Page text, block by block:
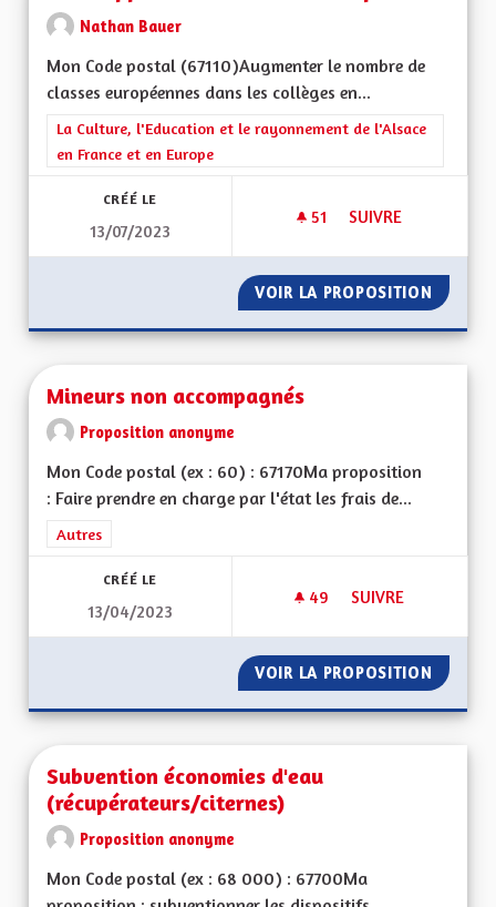
Nathan Bauer
Mon Code postal (67110)Augmenter le nombre de
classes européennes dans les collèges en...
Filtrer les résultats de la catégorie : La Culture, l'Education et
La Culture, l'Education et le rayonnement de l'Alsace
en France et en Europe
CRÉÉ LE
13/07/2023
51 51 ABONNÉS
SUIVRE
VOIR LA PROPOSITION
Mineurs non accompagnés
Proposition anonyme
Mon Code postal (ex : 60) : 67170Ma proposition
: Faire prendre en charge par l'état les frais de...
Filtrer les résultats de la catégorie : Autres
Autres
CRÉÉ LE
13/04/2023
49 49 ABONNÉS
SUIVRE
VOIR LA PROPOSITION
Subvention économies d'eau
(récupérateurs/citernes)
Proposition anonyme
Mon Code postal (ex : 68 000) : 67700Ma